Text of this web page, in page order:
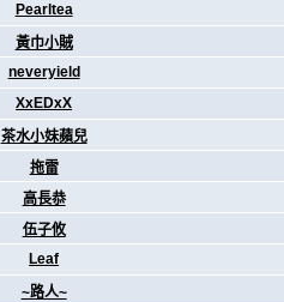
Pearltea
黃巾小賊
neveryield
XxEDxX
茶水小妹蘋兒
拖雷
高長恭
伍子攸
Leaf
~路人~